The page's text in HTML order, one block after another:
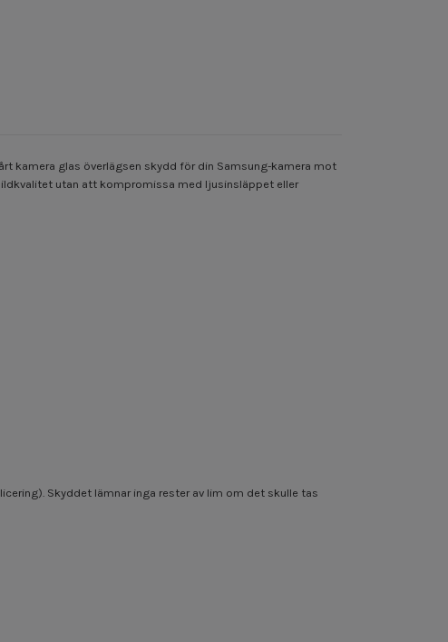
kamera glas överlägsen skydd för din Samsung-kamera mot
utan att kompromissa med ljusinsläppet eller
Skyddet lämnar inga rester av lim om det skulle tas